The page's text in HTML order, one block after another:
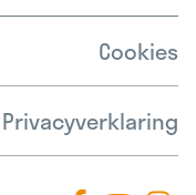
Cookies
Privacyverklaring